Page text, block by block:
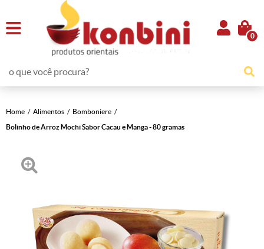
0
Home Alimentos
Bomboniere
Bolinho de Arroz Mochi Sabor Cacau e Manga - 80 gramas